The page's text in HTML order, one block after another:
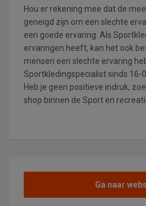
Hou er rekening mee dat de
geneigd zijn om een slechte
een goede ervaring. Als
ervaringen heeft, kan het ook
mensen een slechte ervaring
Sportkledingspecialist sinds 16-
Heb je geen positieve indruk,
shop binnen de Sport en
Ga naar